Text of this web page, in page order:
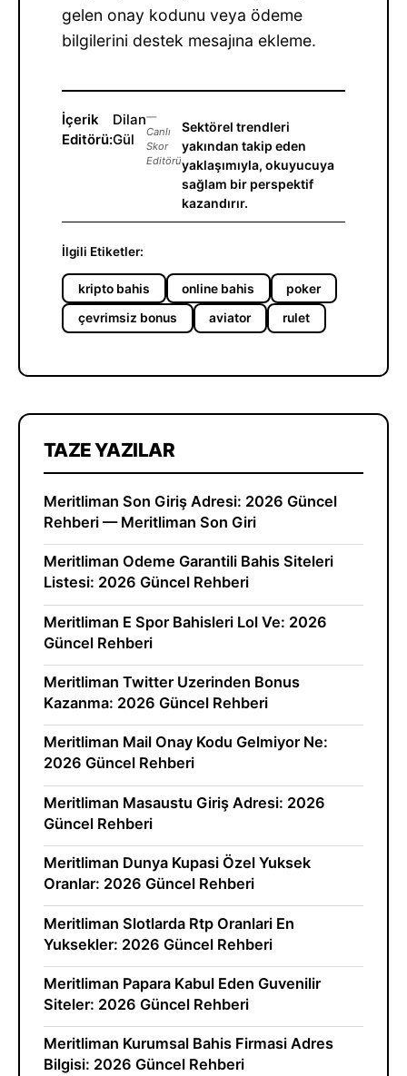
gelen onay kodunu veya ödeme
bilgilerini destek mesajına ekleme.
İçerik
Editörü:
Dilan
Gül
—
Canlı
Skor
Editörü
Sektörel trendleri
yakından takip eden
yaklaşımıyla, okuyucuya
sağlam bir perspektif
kazandırır.
İlgili Etiketler:
kripto bahis online bahis poker
çevrimsiz bonus aviator rulet
TAZE YAZILAR
Meritliman Son Giriş Adresi: 2026 Güncel
Rehberi — Meritliman Son Giri
Meritliman Odeme Garantili Bahis Siteleri
Listesi: 2026 Güncel Rehberi
Meritliman E Spor Bahisleri Lol Ve: 2026
Güncel Rehberi
Meritliman Twitter Uzerinden Bonus
Kazanma: 2026 Güncel Rehberi
Meritliman Mail Onay Kodu Gelmiyor Ne:
2026 Güncel Rehberi
Meritliman Masaustu Giriş Adresi: 2026
Güncel Rehberi
Meritliman Dunya Kupasi Özel Yuksek
Oranlar: 2026 Güncel Rehberi
Meritliman Slotlarda Rtp Oranlari En
Yuksekler: 2026 Güncel Rehberi
Meritliman Papara Kabul Eden Guvenilir
Siteler: 2026 Güncel Rehberi
Meritliman Kurumsal Bahis Firmasi Adres
Bilgisi: 2026 Güncel Rehberi